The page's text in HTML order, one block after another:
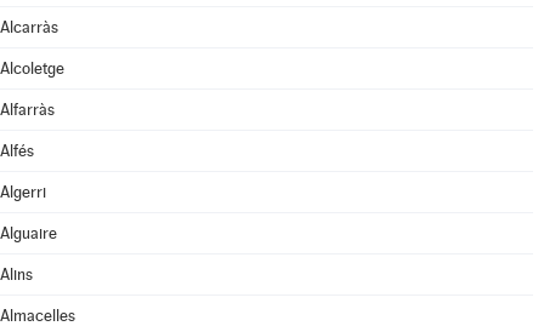
Alcarràs
Alcoletge
Alfarràs
Alfés
Algerri
Alguaire
Alins
Almacelles